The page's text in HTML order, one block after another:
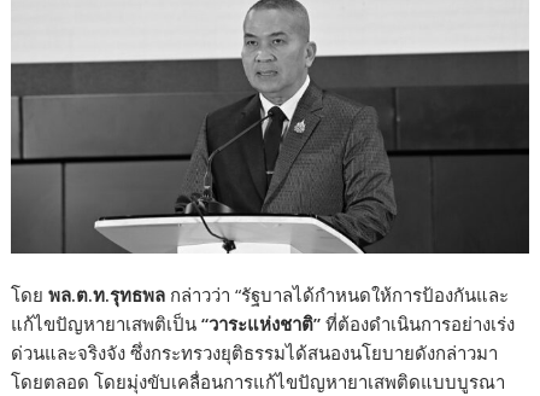
โดย พล.ต.ท.รุทธพล กล่าวว่า “รัฐบาลได้กำหนดให้การป้องกันและ
แก้ไขปัญหายาเสพติเป็น“วาระแห่งชาติ” ที่ต้องดำเนินการอย่างเร่ง
ด่วนและจริงจัง ซึ่งกระทรวงยุติธรรมได้สนองนโยบายดังกล่าวมา
โดยตลอด โดยมุ่งขับเคลื่อนการแก้ไขปัญหายาเสพติดแบบบูรณา